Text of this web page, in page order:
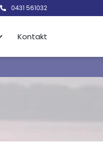
0431 561032
Kontakt